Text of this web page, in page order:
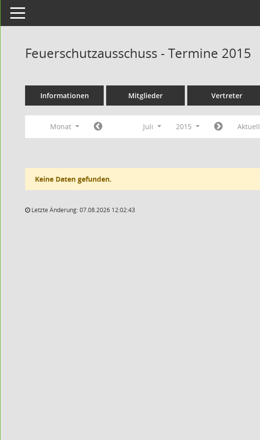
Toggle navigation
Feuerschutzausschuss - Termine 2015
Informationen Mitglieder Vertreter
Monat Juli 2015 Aktuell
Keine Daten gefunden.
Letzte Änderung: 07.08.2026 12:02:43